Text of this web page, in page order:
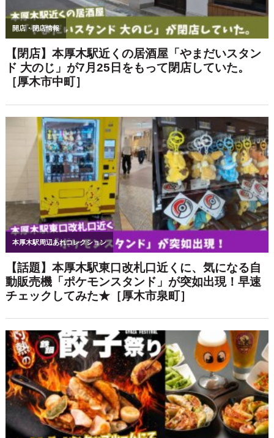
話題のお店・イベント
【驚安延長】日本酒/ビール/サワー30種
が990円で時間無制限飲み放題！個室居
酒屋 天日で8月限定開催
日本酒飲み放題！｜海鮮個室居酒屋 二
ノ宮 本厚木店
【7～9月・土曜日限定開催】手ぶらでB